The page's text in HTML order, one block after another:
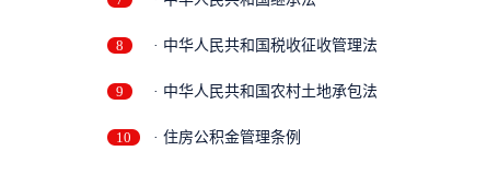
8 · 中华人民共和国税收征收管理法
9 · 中华人民共和国农村土地承包法
10 · 住房公积金管理条例